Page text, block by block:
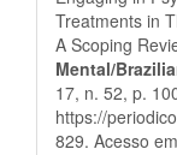
Treatments in
A Scoping
Mental/
17, n. 52, p.
https://
829. Acesso